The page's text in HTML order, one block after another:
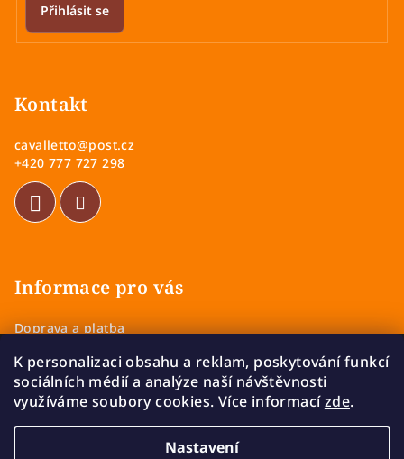
K personalizaci obsahu a reklam, poskytování funkcí
sociálních médií a analýze naší návštěvnosti
využíváme soubory cookies. Více informacízde.
Nastavení
Přihlásit se
Kontakt
cavalletto@post.cz
+420 777 727 298
Informace pro vás
Doprava a platba
Zásady ochrany osobních údajů
Vrácení a výměna zboží